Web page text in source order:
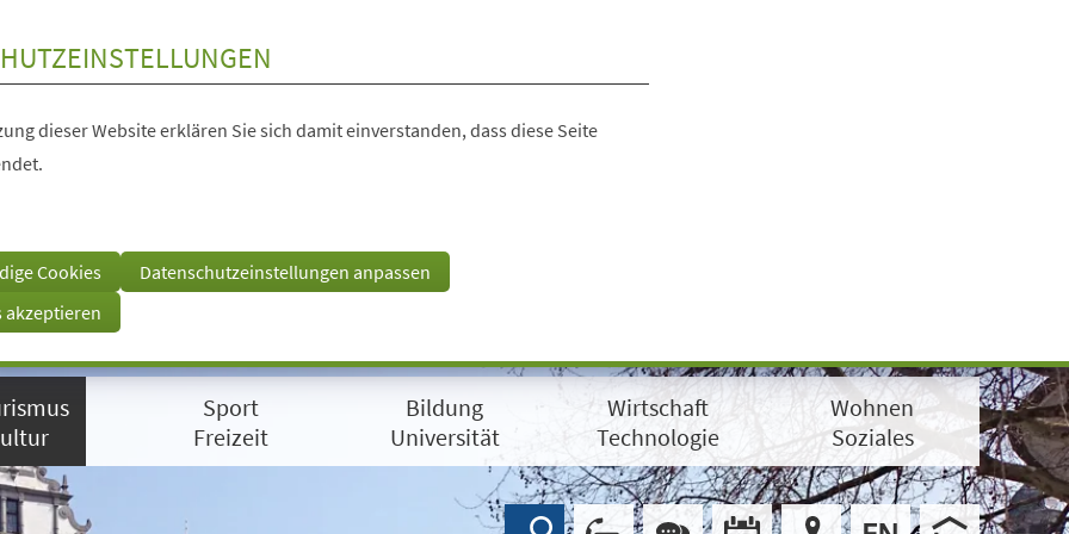
dieser Website erklären Sie sich damit einverstanden, dass diese Seite
Cookies
Datenschutzeinstellungen anpassen
akzeptieren
Sport
Freizeit
Bildung
Universität
Wirtschaft
Technologie
Wohnen
Soziales